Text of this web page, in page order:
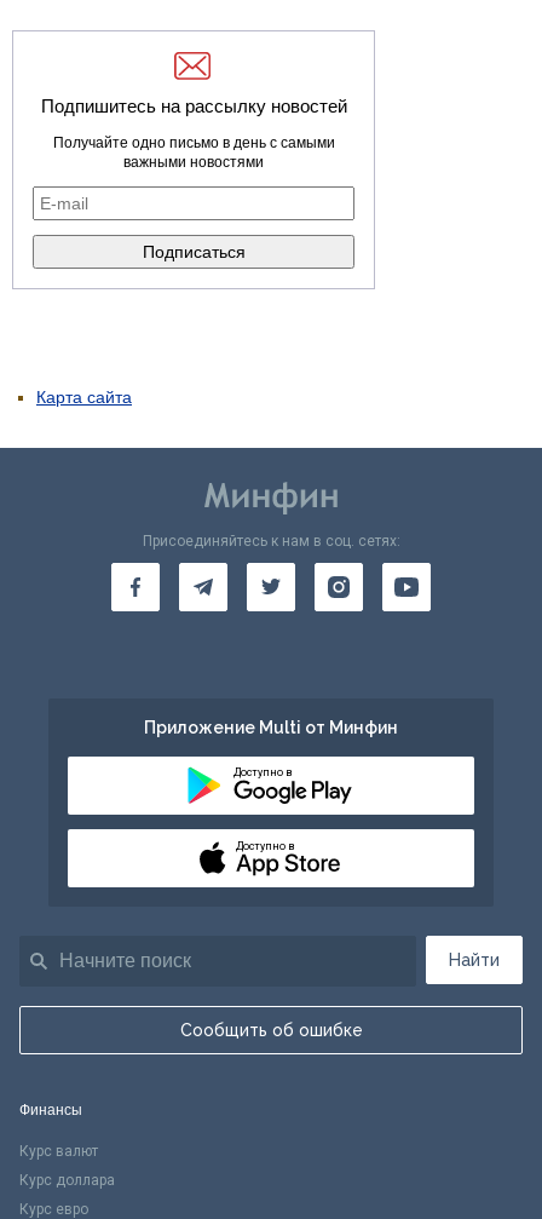
Подпишитесь на рассылку новостей
Получайте одно письмо в день с самыми
важными новостями
Карта сайта
Найти
Сообщить об ошибке
Присоединяйтесь к нам в соц. сетях:
Приложение Multi от Минфин
Доступно в
Доступно в
Финансы
Курс валют
Курс доллара
Курс евро